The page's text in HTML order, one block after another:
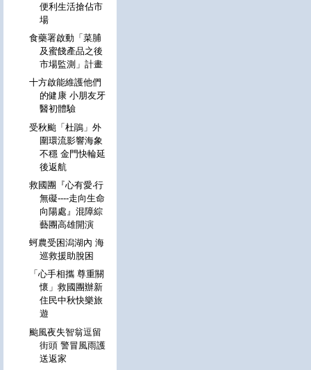
便利生活搶佔市
場
食藥署啟動「菜脯
及蜜餞產品之後
市場監測」計畫
十方啟能維護他們
的健康 小朋友牙
醫初體驗
受秋颱「杜鵑」外
圍環流影響海象
不穩 金門快輪延
後返航
救國團『心有愛‧行
無礙----走向生命
向陽處』混障綜
藝團高雄開演
蚵農受困潟湖內 海
巡救援助脫困
「心手相攜 尊重關
懷」救國團辦新
住民中秋快樂旅
遊
颱風夜失智翁逗留
街頭 警冒風雨護
送返家